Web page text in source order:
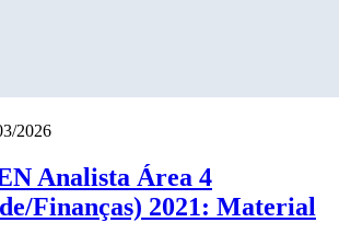
2026
Analista Área 4
Finanças) 2021: Material